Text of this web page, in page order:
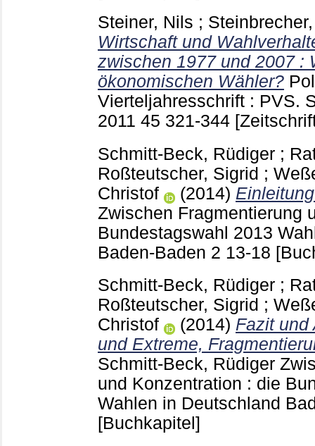
Steiner, Nils ;
Wirtschaft und
zwischen 1977 und 2007 :
ökonomischen Wähler?
Vierteljahresschrift : PVS.
2011 45 321-344
Schmitt-Beck, Rüdiger ;
Roßteutscher, Sigrid ;
Christof
(2014)
Zwischen Fragmentierung
Bundestagswahl 2013
Baden-Baden 2 13-18
Schmitt-Beck, Rüdiger ;
Roßteutscher, Sigrid ;
Christof
(2014) Fazit und
und Extreme,
Schmitt-Beck, Rüdiger
und Konzentration : die
Wahlen in Deutschland
[Buchkapitel]